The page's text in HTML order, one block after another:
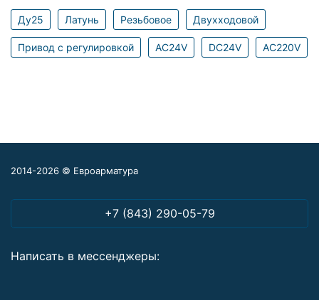
Ду25 Латунь Резьбовое Двухходовой
Привод с регулировкой AC24V DC24V AC220V
2014-2026 © Евроарматура
+7 (843) 290-05-79
Написать в мессенджеры: